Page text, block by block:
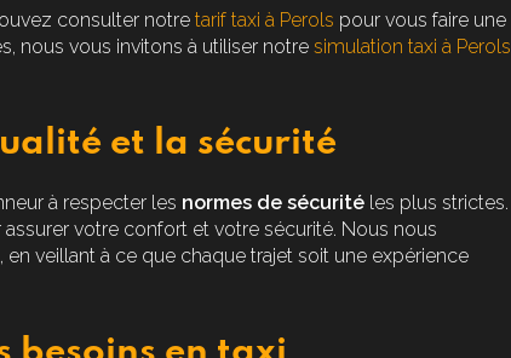
consulter notre tarif taxi à Perols pour vous faire une
nous vous invitons à utiliser notre simulation taxi à Perols
et la sécurité
à respecter les normes de sécurité les plus strictes.
votre confort et votre sécurité. Nous nous
en veillant à ce que chaque trajet soit une expérience